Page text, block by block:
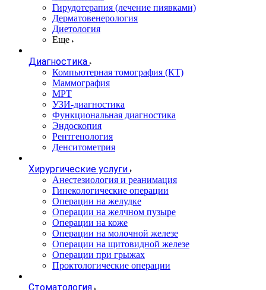
Гирудотерапия (лечение пиявками)
Дерматовенерология
Диетология
Еще
Диагностика
Компьютерная томография (КТ)
Маммография
МРТ
УЗИ-диагностика
Функциональная диагностика
Эндоскопия
Рентгенология
Денситометрия
Хирургические услуги
Анестезиология и реанимация
Гинекологические операции
Операции на желудке
Операции на желчном пузыре
Операции на коже
Операции на молочной железе
Операции на щитовидной железе
Операции при грыжах
Проктологические операции
Стоматология